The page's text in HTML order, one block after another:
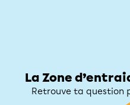
La Zone
Retrouve ta question